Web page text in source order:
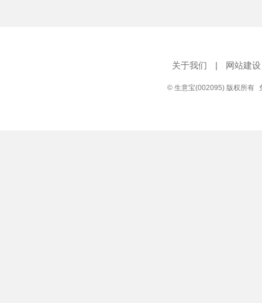
关于我们 | 网站建设
© 生意宝(002095) 版权所有